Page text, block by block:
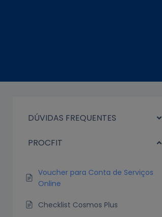
DÚVIDAS FREQUENTES
PROCFIT
Voucher para Conta de Serviços
Online
Checklist Cosmos Plus